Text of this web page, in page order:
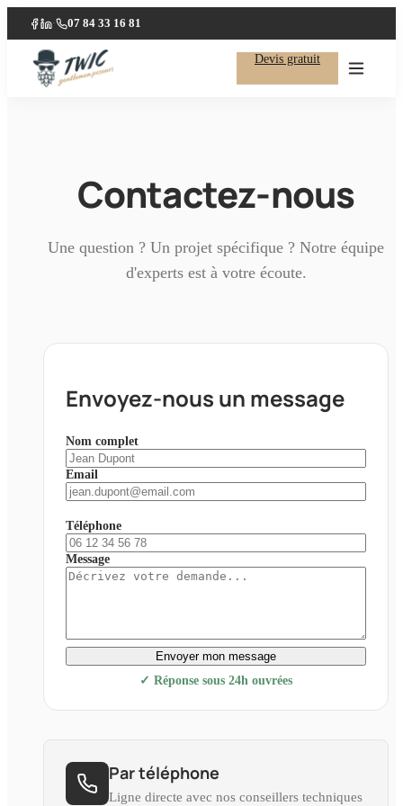
Facebook
LinkedIn
· 07 84 33 16 81
Devis gratuit
Contactez-nous
Une question ? Un projet spécifique ? Notre équipe
d'experts est à votre écoute.
Envoyez-nous un message
Nom complet
Email
Téléphone
Message
Envoyer mon message
✓ Réponse sous 24h ouvrées
Par téléphone
Ligne directe avec nos conseillers techniques